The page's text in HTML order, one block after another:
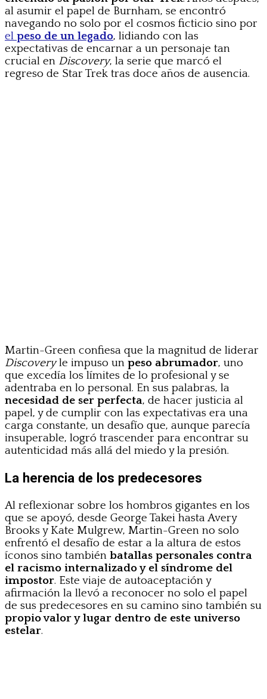
al asumir el papel de Burnham, se encontró
navegando no solo por el cosmos ficticio sino por
el peso de un legado, lidiando con las
expectativas de encarnar a un personaje tan
crucial en Discovery, la serie que marcó el
regreso de Star Trek tras doce años de ausencia.
Martin-Green confiesa que la magnitud de liderar
Discoveryle impuso un peso abrumador, uno
que excedía los límites de lo profesional y se
adentraba en lo personal. En sus palabras, la
necesidad de ser perfecta, de hacer justicia al
papel, y de cumplir con las expectativas era una
carga constante, un desafío que, aunque parecía
insuperable, logró trascender para encontrar su
autenticidad más allá del miedo y la presión.
La herencia de los predecesores
Al reflexionar sobre los hombros gigantes en los
que se apoyó, desde George Takei hasta Avery
Brooks y Kate Mulgrew, Martin-Green no solo
enfrentó el desafío de estar a la altura de estos
íconos sino también batallas personales contra
el racismo internalizado y el síndrome del
impostor. Este viaje de autoaceptación y
afirmación la llevó a reconocer no solo el papel
de sus predecesores en su camino sino también su
propio valor y lugar dentro de este universo
estelar.